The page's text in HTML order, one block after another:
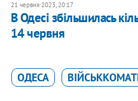
21 червня 2023, 20:17
В Одесі збільшилась
14 червня
ОДЕСА